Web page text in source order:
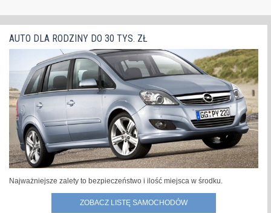
AUTO DLA RODZINY DO 30 TYS. ZŁ
Najważniejsze zalety to bezpieczeństwo i ilość miejsca w środku.
ZOBACZ LISTĘ SAMOCHODÓW